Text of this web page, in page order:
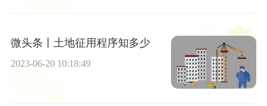
微头条丨土地征用程序知多少
2023-06-20 10:18:49